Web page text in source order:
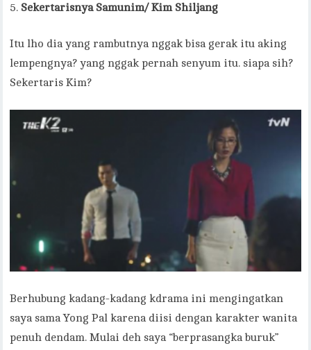
Sekertarisnya Samunim/ Kim Shiljang
Itu lho dia yang rambutnya nggak bisa gerak itu aking
lempengnya? yang nggak pernah senyum itu. siapa sih?
Sekertaris Kim?
Berhubung kadang-kadang kdrama ini mengingatkan
saya sama Yong Pal karena diisi dengan karakter wanita
penuh dendam. Mulai deh saya “berprasangka buruk”